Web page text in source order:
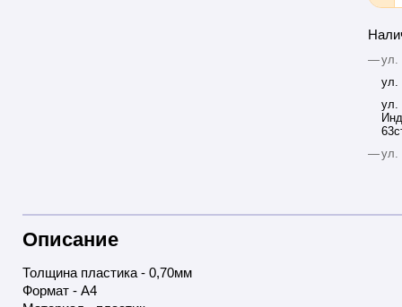
—ул.
ул.
ул.
—ул.
Описание
Толщина пластика - 0,70мм
Формат - А4